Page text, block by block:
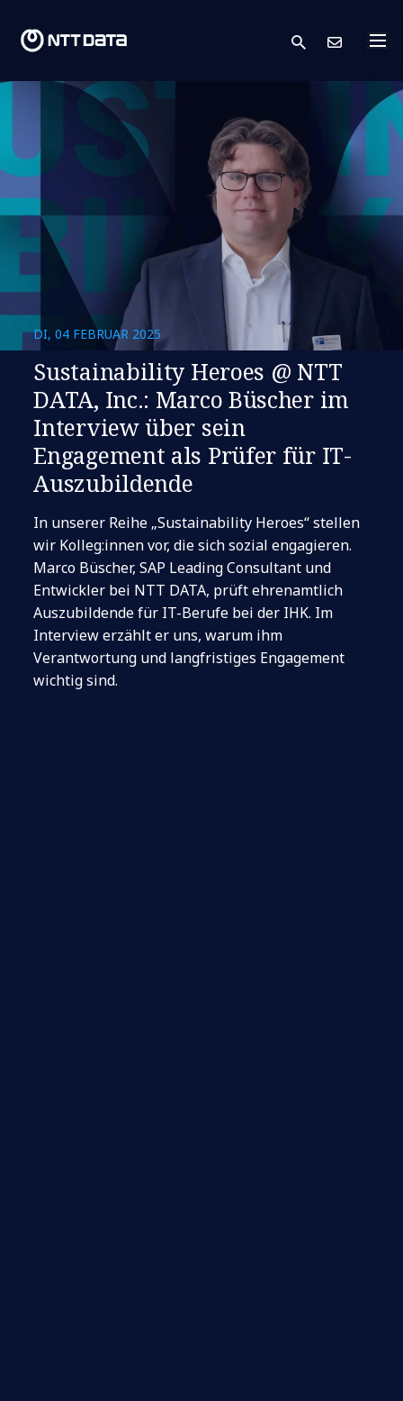
search
DI, 04 FEBRUAR 2025
Sustainability Heroes @ NTT
DATA, Inc.: Marco Büscher im
Interview über sein
Engagement als Prüfer für IT-
Auszubildende
In unserer Reihe „Sustainability Heroes“ stellen
wir Kolleg:innen vor, die sich sozial engagieren.
Marco Büscher, SAP Leading Consultant und
Entwickler bei NTT DATA, prüft ehrenamtlich
Auszubildende für IT-Berufe bei der IHK. Im
Interview erzählt er uns, warum ihm
Verantwortung und langfristiges Engagement
wichtig sind.